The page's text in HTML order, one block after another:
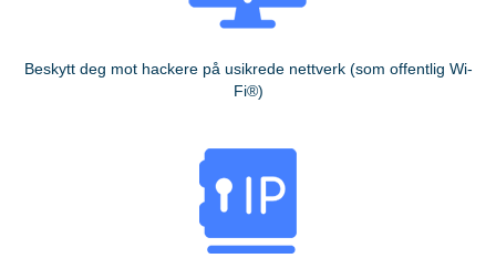
Beskytt deg mot hackere på usikrede nettverk (som offentlig Wi-
Fi®)